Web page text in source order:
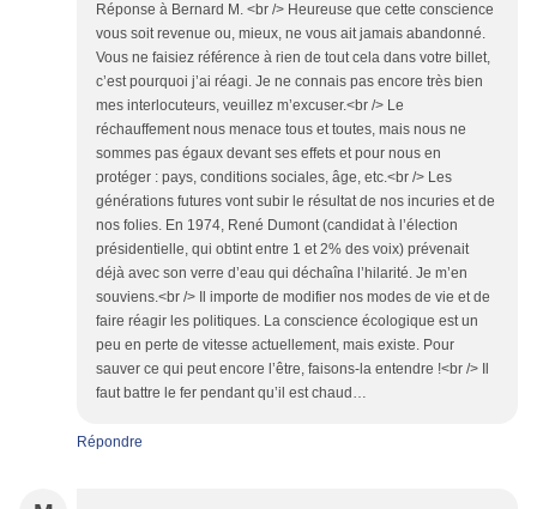
Réponse à Bernard M. <br /> Heureuse que cette conscience
vous soit revenue ou, mieux, ne vous ait jamais abandonné.
Vous ne faisiez référence à rien de tout cela dans votre billet,
c’est pourquoi j’ai réagi. Je ne connais pas encore très bien
mes interlocuteurs, veuillez m’excuser.<br /> Le
réchauffement nous menace tous et toutes, mais nous ne
sommes pas égaux devant ses effets et pour nous en
protéger : pays, conditions sociales, âge, etc.<br /> Les
générations futures vont subir le résultat de nos incuries et de
nos folies. En 1974, René Dumont (candidat à l’élection
présidentielle, qui obtint entre 1 et 2% des voix) prévenait
déjà avec son verre d’eau qui déchaîna l’hilarité. Je m’en
souviens.<br /> Il importe de modifier nos modes de vie et de
faire réagir les politiques. La conscience écologique est un
peu en perte de vitesse actuellement, mais existe. Pour
sauver ce qui peut encore l’être, faisons-la entendre !<br /> Il
faut battre le fer pendant qu’il est chaud…
Répondre